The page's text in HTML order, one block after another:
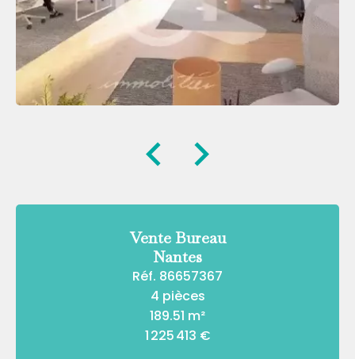
Vente Bureau
Nantes
Réf. 86657367
4 pièces
189.51 m²
1 225 413 €